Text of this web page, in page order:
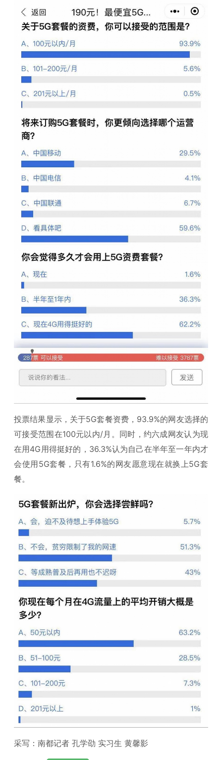
投票结果显示，关于5G套餐资费，93.9%的网友选择的
可接受范围在100元以内/月。同时，约六成网友认为现
在用4G用得挺好的，36.3%认为自己在半年至一年内才
会使用5G套餐，只有1.6%的网友愿意现在就换上5G套
餐。
采写：南都记者 孔学劭 实习生 黄馨影